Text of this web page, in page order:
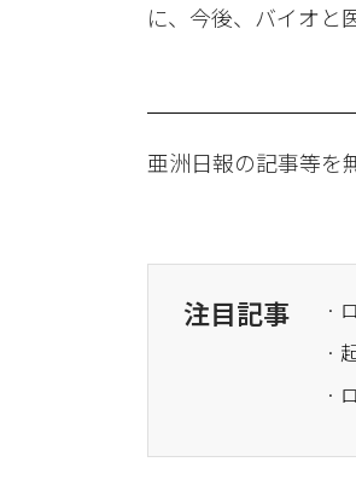
に、今後、バイオと
亜洲日報の記事等を
注目記事
·
·
·